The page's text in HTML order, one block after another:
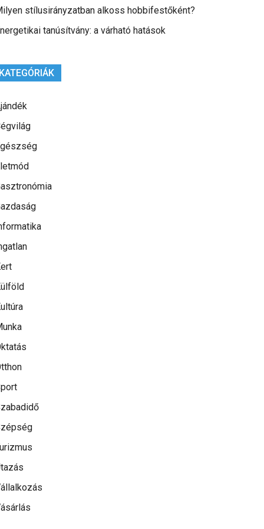
stílusirányzatban alkoss hobbifestőként?
tanúsítvány: a várható hatások
KATEGÓRIÁK